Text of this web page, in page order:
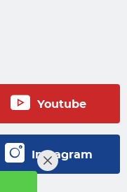
Youtube
Instagram